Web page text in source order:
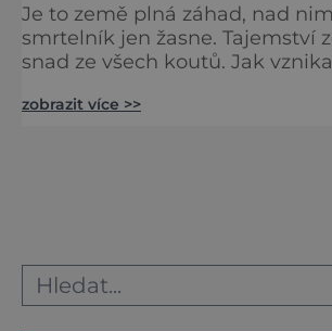
Je to země plná záhad, nad
smrtelník jen žasne. Tajemství
snad ze všech koutů. Jak
sloužit? Proč Egypťané tolik
zobrazit více >>